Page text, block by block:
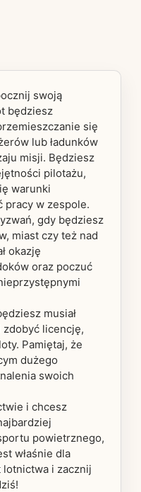
swoją
będziesz
się
lub ładunków
misji. Będziesz
pilotażu,
warunki
pracy w zespole.
gdy będziesz
miast czy też nad
okazję
oraz poczuć
musiał
licencję,
Pamiętaj, że
dużego
swoich
i chcesz
powietrznego,
właśnie dla
lotnictwa i zacznij